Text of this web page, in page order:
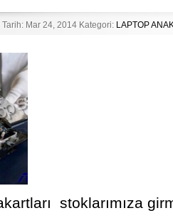
Tarih: Mar 24, 2014 Kategori: LAPTOP
stoklarımıza